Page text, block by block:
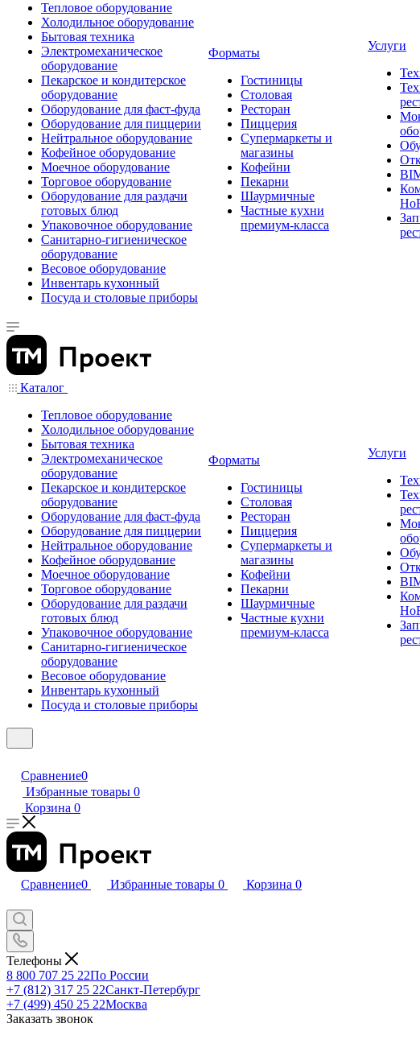
Тепловое оборудование
Холодильное оборудование
Бытовая техника
Электромеханическое
оборудование
Пекарское и кондитерское
оборудование
Оборудование для фаст-фуда
Оборудование для пиццерии
Нейтральное оборудование
Кофейное оборудование
Моечное оборудование
Торговое оборудование
Оборудование для раздачи
готовых блюд
Упаковочное оборудование
Санитарно-гигиеническое
оборудование
Весовое оборудование
Инвентарь кухонный
Посуда и столовые приборы
Форматы
Гостиницы
Столовая
Ресторан
Пиццерия
Супермаркеты и
магазины
Кофейни
Пекарни
Шаурмичные
Частные кухни
премиум-класса
Услуги
Каталог
Тепловое оборудование
Холодильное оборудование
Бытовая техника
Электромеханическое
оборудование
Пекарское и кондитерское
оборудование
Оборудование для фаст-фуда
Оборудование для пиццерии
Нейтральное оборудование
Кофейное оборудование
Моечное оборудование
Торговое оборудование
Оборудование для раздачи
готовых блюд
Упаковочное оборудование
Санитарно-гигиеническое
оборудование
Весовое оборудование
Инвентарь кухонный
Посуда и столовые приборы
Форматы
Гостиницы
Столовая
Ресторан
Пиццерия
Супермаркеты и
магазины
Кофейни
Пекарни
Шаурмичные
Частные кухни
премиум-класса
Услуги
Сравнение0
Избранные товары 0
Корзина 0
Сравнение0 Избранные товары 0 Корзина 0
Телефоны
8 800 707 25 22По России
+7 (812) 317 25 22Санкт-Петербург
+7 (499) 450 25 22Москва
Заказать звонок